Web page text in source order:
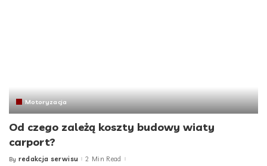
Motoryzacja
Od czego zależą koszty budowy wiaty
carport?
Posted
By redakcja serwisu 2 Min Read